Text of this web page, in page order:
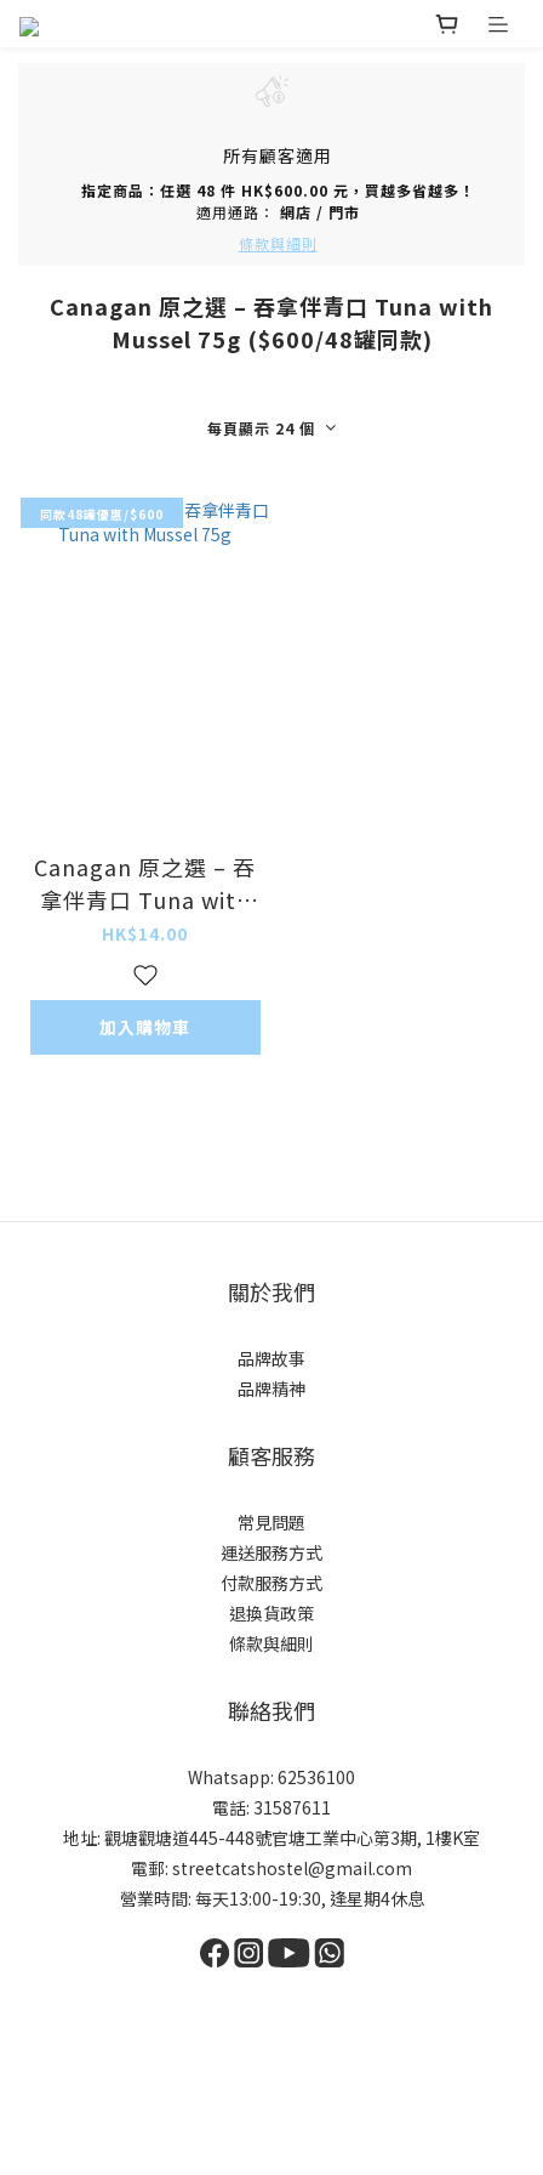
所有顧客適用
指定商品：任選 48 件 HK$600.00 元，買越多省越多！
適用通路： 網店 / 門市
條款與細則
Canagan 原之選 – 吞拿伴青口 Tuna with
Mussel 75g ($600/48罐同款)
每頁顯示 24 個
同款48罐優惠/$600
Canagan 原之選 – 吞
拿伴青口 Tuna with
Mussel 75g
HK$14.00
加入購物車
關於我們
品牌故事
品牌精神
顧客服務
常見問題
運送服務方式
付款服務方式
退換貨政策
條款與細則
聯絡我們
Whatsapp: 62536100
電話: 31587611
地址: 觀塘觀塘道445-448號官塘工業中心第3期, 1樓K室
電郵: streetcatshostel@gmail.com
營業時間: 每天13:00-19:30, 逢星期4休息